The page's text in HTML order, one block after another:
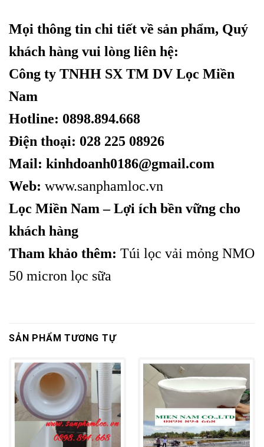
Mọi thông tin chi tiết về sản phẩm, Quý
khách hàng vui lòng liên hệ:
Công ty TNHH SX TM DV Lọc Miền
Nam
Hotline: 0898.894.668
Điện thoại: 028 225 08926
Mail: kinhdoanh0186@gmail.com
Web: www.sanphamloc.vn
Lọc Miền Nam – Lợi ích bền vững cho
khách hàng
Tham khảo thêm: Túi lọc vải mỏng NMO
50 micron lọc sữa
SẢN PHẨM TƯƠNG TỰ